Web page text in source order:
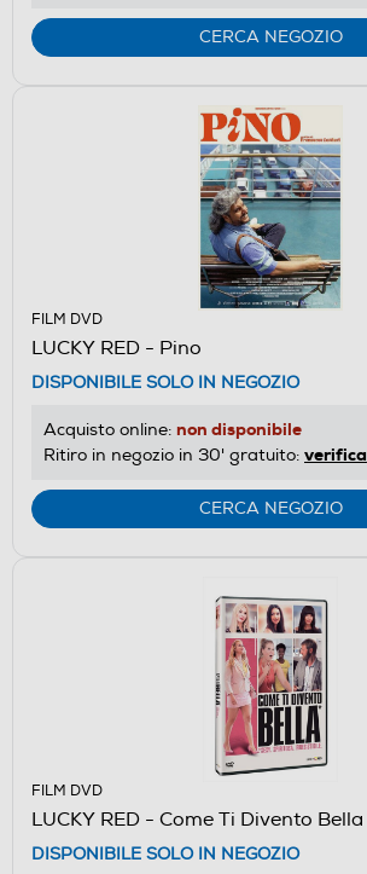
CERCA NEGOZIO
FILM DVD
LUCKY RED - Pino
DISPONIBILE SOLO IN NEGOZIO
Acquisto online: non disponibile
Ritiro in negozio in 30' gratuito: verifica
CERCA NEGOZIO
FILM DVD
LUCKY RED - Come Ti Divento Bella
DISPONIBILE SOLO IN NEGOZIO